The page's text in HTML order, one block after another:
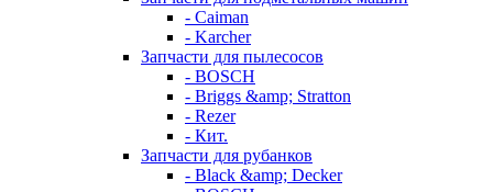
- Caiman
- Karcher
Запчасти для пылесосов
- BOSCH
- Briggs &amp; Stratton
- Rezer
- Кит.
Запчасти для рубанков
- Black &amp; Decker